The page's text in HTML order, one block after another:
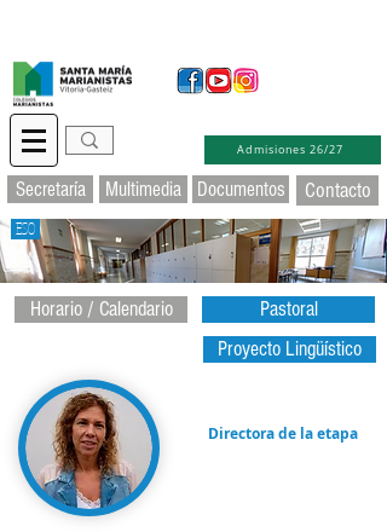
Admisiones 26/27
Secretaría Multimedia Documentos Contacto
ESO
Horario / Calendario
Pastoral
Proyecto Lingüístico
Directora de la etapa